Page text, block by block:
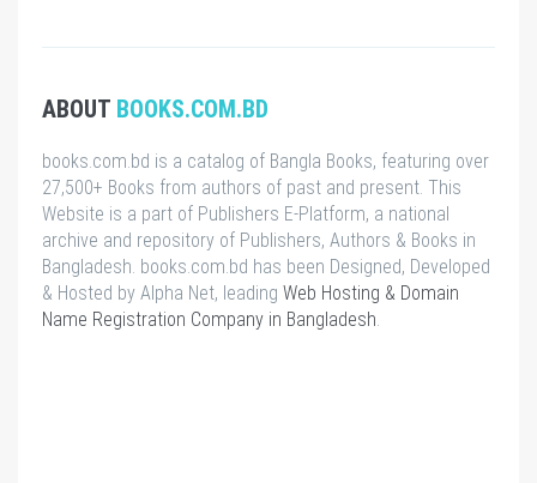
ABOUT BOOKS.COM.BD
books.com.bd is a catalog of Bangla Books, featuring over
27,500+ Books from authors of past and present. This
Website is a part of Publishers E-Platform, a national
archive and repository of Publishers, Authors & Books in
Bangladesh. books.com.bd has been Designed, Developed
& Hosted by Alpha Net, leading Web Hosting & Domain
Name Registration Company in Bangladesh.